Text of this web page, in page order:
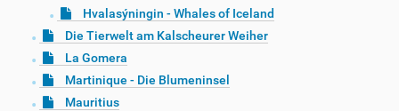
Hvalasýningin - Whales of Iceland
Die Tierwelt am Kalscheurer Weiher
La Gomera
Martinique - Die Blumeninsel
Mauritius